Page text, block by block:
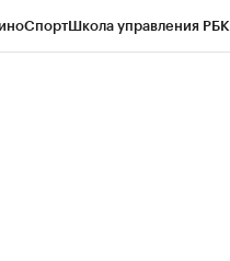
СпортШкола управления РБК